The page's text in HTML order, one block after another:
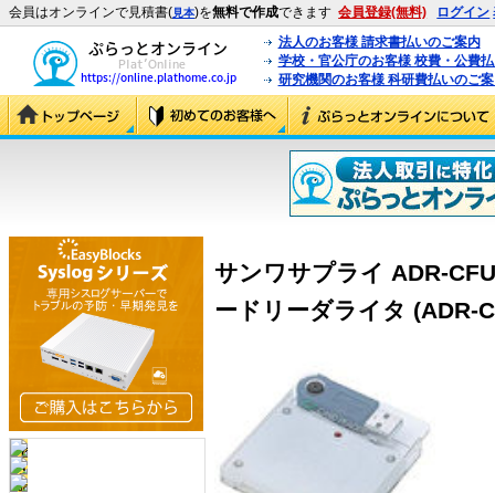
会員はオンラインで見積書(見本)を無料で作成できます 会員登録(無料) ログイン
法人のお客様 請求書払いのご案内
学校・官公庁のお客様 校費・公費
研究機関のお客様 科研費払いのご
サンワサプライ ADR-
ードリーダライタ (ADR-